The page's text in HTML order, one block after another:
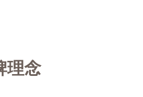
理念